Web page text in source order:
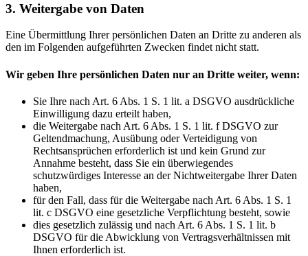
3. Weitergabe von Daten
Eine Übermittlung Ihrer persönlichen Daten an Dritte zu anderen als
den im Folgenden aufgeführten Zwecken findet nicht statt.
Wir geben Ihre persönlichen Daten nur an Dritte weiter, wenn:
Sie Ihre nach Art. 6 Abs. 1 S. 1 lit. a DSGVO ausdrückliche
Einwilligung dazu erteilt haben,
die Weitergabe nach Art. 6 Abs. 1 S. 1 lit. f DSGVO zur
Geltendmachung, Ausübung oder Verteidigung von
Rechtsansprüchen erforderlich ist und kein Grund zur
Annahme besteht, dass Sie ein überwiegendes
schutzwürdiges Interesse an der Nichtweitergabe Ihrer Daten
haben,
für den Fall, dass für die Weitergabe nach Art. 6 Abs. 1 S. 1
lit. c DSGVO eine gesetzliche Verpflichtung besteht, sowie
dies gesetzlich zulässig und nach Art. 6 Abs. 1 S. 1 lit. b
DSGVO für die Abwicklung von Vertragsverhältnissen mit
Ihnen erforderlich ist.